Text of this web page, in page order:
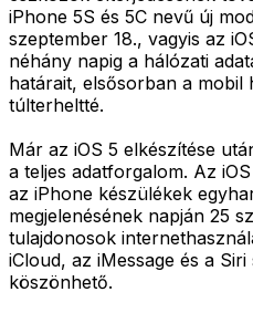
iPhone 5S és 5C nevű új
szeptember 18., vagyis az
néhány napig a hálózati
határait, elsősorban a mobil
túlterheltté.
Már az iOS 5 elkészítése
a teljes adatforgalom. Az
az iPhone készülékek
megjelenésének napján 25
tulajdonosok
iCloud, az iMessage és a
köszönhető.